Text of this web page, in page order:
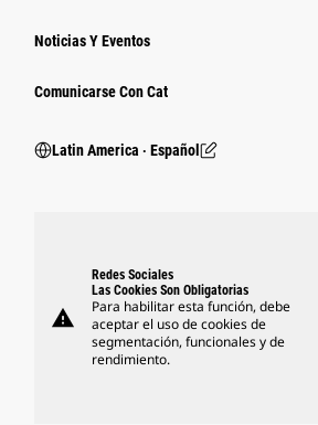
Noticias Y Eventos
Comunicarse Con Cat
Latin America ‧ Español
warning
Redes Sociales
Las Cookies Son Obligatorias
Para habilitar esta función, debe
aceptar el uso de cookies de
segmentación, funcionales y de
rendimiento.